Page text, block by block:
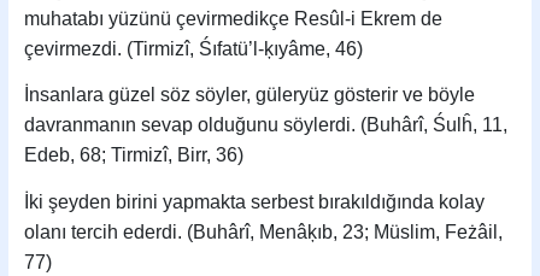
muhatabı yüzünü çevirmedikçe Resûl-i Ekrem de
çevirmezdi. (Tirmizî, Śıfatü’l-ķıyâme, 46)
İnsanlara güzel söz söyler, güleryüz gösterir ve böyle
davranmanın sevap olduğunu söylerdi. (Buhârî, Śulĥ, 11,
Edeb, 68; Tirmizî, Birr, 36)
İki şeyden birini yapmakta serbest bırakıldığında kolay
olanı tercih ederdi. (Buhârî, Menâķıb, 23; Müslim, Feżâil,
77)